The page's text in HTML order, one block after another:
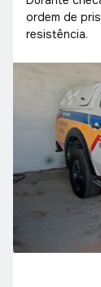
ordem de
resistência.